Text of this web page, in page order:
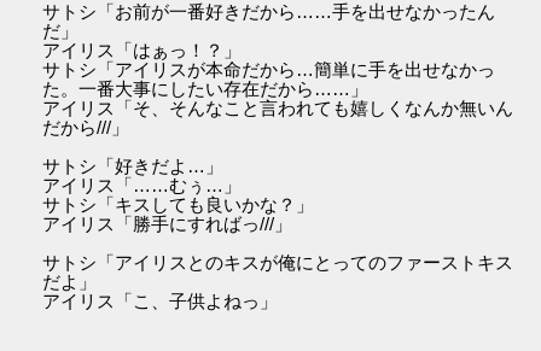
サトシ「お前が一番好きだから……手を出せなかったん
だ」
アイリス「はぁっ！？」
サトシ「アイリスが本命だから…簡単に手を出せなかっ
た。一番大事にしたい存在だから……」
アイリス「そ、そんなこと言われても嬉しくなんか無いん
だから///」
サトシ「好きだよ…」
アイリス「……むぅ…」
サトシ「キスしても良いかな？」
アイリス「勝手にすればっ///」
サトシ「アイリスとのキスが俺にとってのファーストキス
だよ」
アイリス「こ、子供よねっ」